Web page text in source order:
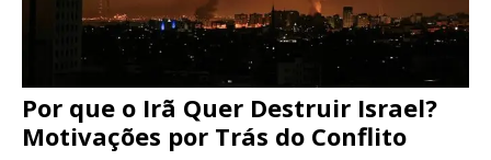
Por que o Irã Quer Destruir Israel?
Motivações por Trás do Conflito